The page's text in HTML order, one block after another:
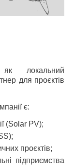
локальний
для проєктів
є:
(Solar PV);
проєктів;
підприємства